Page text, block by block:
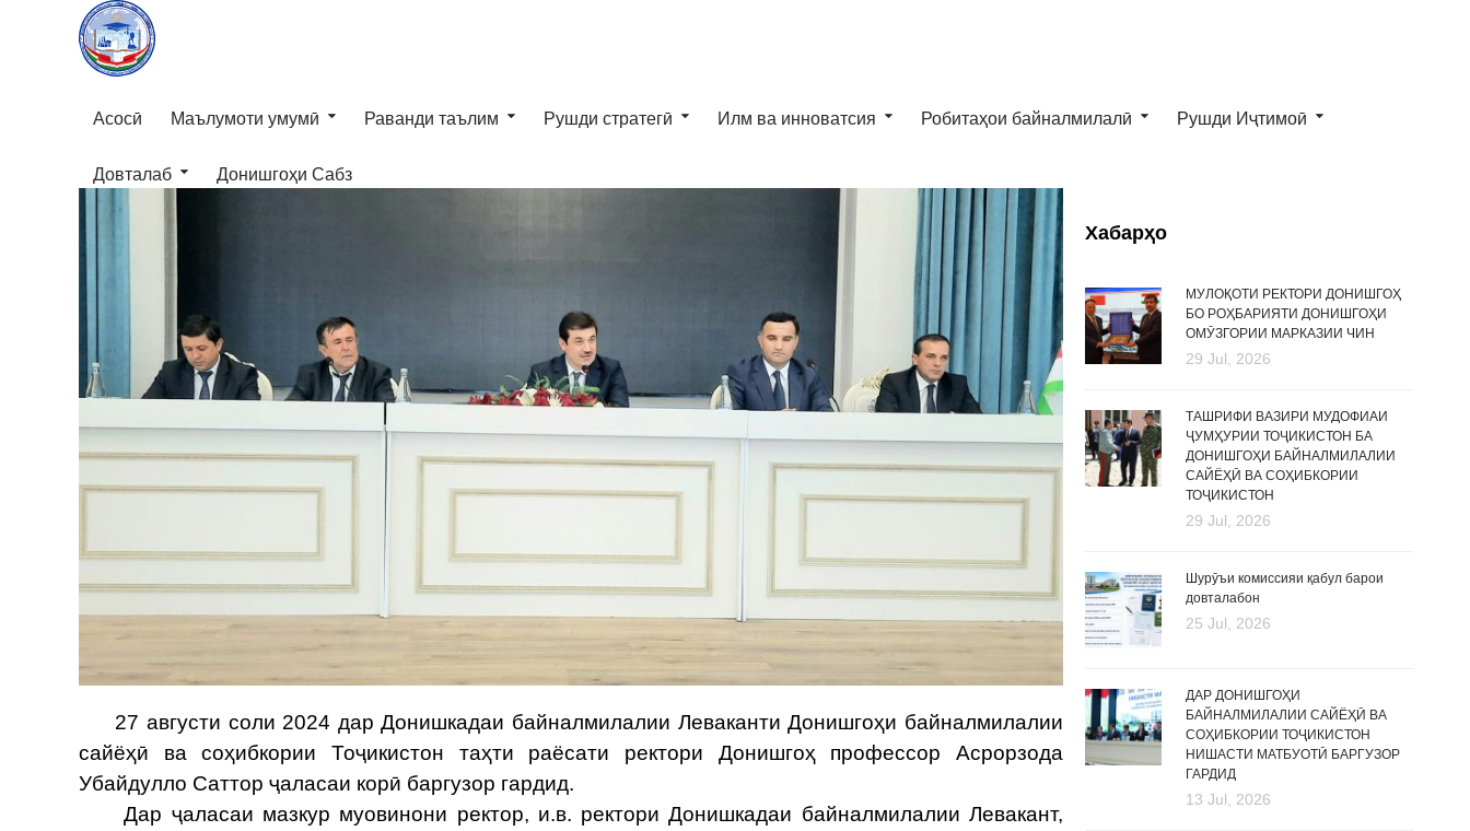
Асосӣ Маълумоти умумӣ Раванди таълим Рушди стратегӣ Илм ва инноватсия Робитаҳои байналмилалӣ Рушди Иҷтимоӣ
Довталаб Донишгоҳи Сабз
27 августи соли 2024 дар Донишкадаи байналмилалии Леваканти Донишгоҳи байналмилалии
сайёҳӣ ва соҳибкории Тоҷикистон таҳти раёсати ректори Донишгоҳ профессор Асрорзода
Убайдулло Саттор ҷаласаи корӣ баргузор гардид.
Дар ҷаласаи мазкур муовинони ректор, и.в. ректори Донишкадаи байналмилалии Левакант,
Хабарҳо
МУЛОҚОТИ РЕКТОРИ ДОНИШГОҲ
БО РОҲБАРИЯТИ ДОНИШГОҲИ
ОМӮЗГОРИИ МАРКАЗИИ ЧИН
29 Jul, 2026
ТАШРИФИ ВАЗИРИ МУДОФИАИ
ҶУМҲУРИИ ТОҶИКИСТОН БА
ДОНИШГОҲИ БАЙНАЛМИЛАЛИИ
САЙЁҲӢ ВА СОҲИБКОРИИ
ТОҶИКИСТОН
29 Jul, 2026
Шурӯъи комиссияи қабул барои
довталабон
25 Jul, 2026
ДАР ДОНИШГОҲИ
БАЙНАЛМИЛАЛИИ САЙЁҲӢ ВА
СОҲИБКОРИИ ТОҶИКИСТОН
НИШАСТИ МАТБУОТӢ БАРГУЗОР
ГАРДИД
13 Jul, 2026